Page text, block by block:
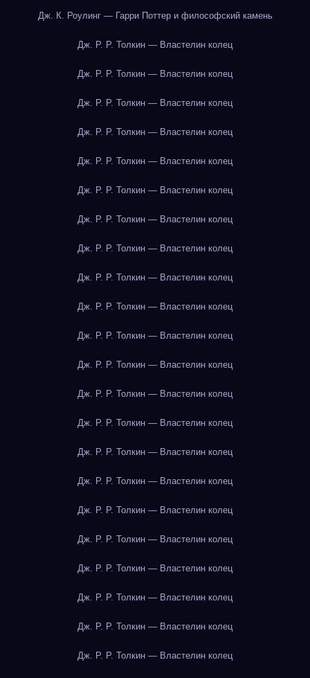
Дж. К. Роулинг — Гарри Поттер и философский камень
Дж. Р. Р. Толкин — Властелин колец
Дж. Р. Р. Толкин — Властелин колец
Дж. Р. Р. Толкин — Властелин колец
Дж. Р. Р. Толкин — Властелин колец
Дж. Р. Р. Толкин — Властелин колец
Дж. Р. Р. Толкин — Властелин колец
Дж. Р. Р. Толкин — Властелин колец
Дж. Р. Р. Толкин — Властелин колец
Дж. Р. Р. Толкин — Властелин колец
Дж. Р. Р. Толкин — Властелин колец
Дж. Р. Р. Толкин — Властелин колец
Дж. Р. Р. Толкин — Властелин колец
Дж. Р. Р. Толкин — Властелин колец
Дж. Р. Р. Толкин — Властелин колец
Дж. Р. Р. Толкин — Властелин колец
Дж. Р. Р. Толкин — Властелин колец
Дж. Р. Р. Толкин — Властелин колец
Дж. Р. Р. Толкин — Властелин колец
Дж. Р. Р. Толкин — Властелин колец
Дж. Р. Р. Толкин — Властелин колец
Дж. Р. Р. Толкин — Властелин колец
Дж. Р. Р. Толкин — Властелин колец